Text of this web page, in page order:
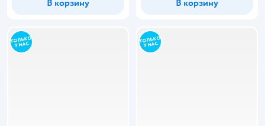
В корзину В корзину